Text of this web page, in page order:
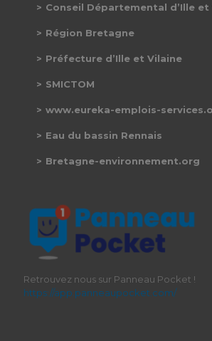
Conseil Départemental d’Ille et
Région Bretagne
Préfecture d’Ille et Vilaine
SMICTOM
www.eureka-emplois-
Eau du bassin Rennais
Bretagne-environnement.org
Retrouvez nous sur Panneau Pocket !
https://app.panneaupocket.com/